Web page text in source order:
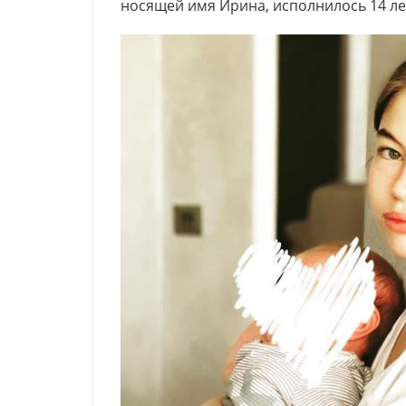
носящей имя Ирина, исполнилось 14